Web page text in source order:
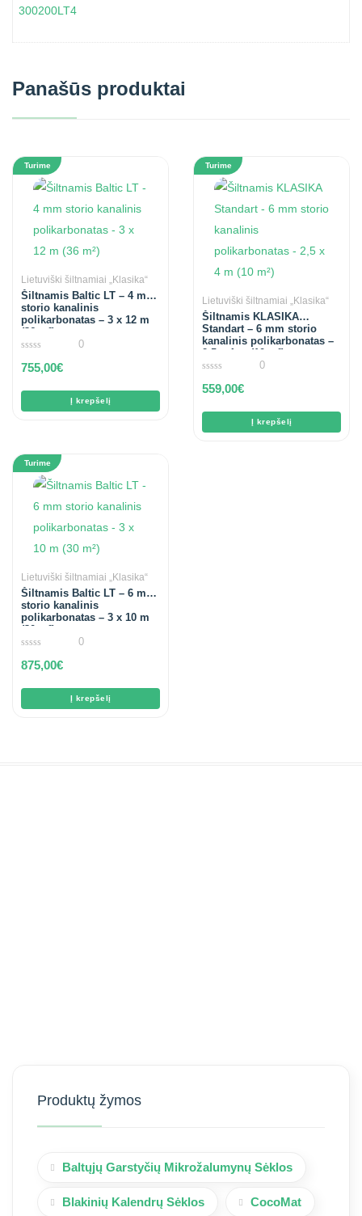
300200LT4
Panašūs produktai
Turime
Lietuviški šiltnamiai „Klasika“
Šiltnamis Baltic LT – 4 mm
storio kanalinis
polikarbonatas – 3 x 12 m
(36 m²)
out
5
0
755,00€
Į krepšelį
Turime
Lietuviški šiltnamiai „Klasika“
Šiltnamis KLASIKA
Standart – 6 mm storio
kanalinis polikarbonatas –
2,5 x 4 m (10 m²)
out
5
0
559,00€
Į krepšelį
Turime
Lietuviški šiltnamiai „Klasika“
Šiltnamis Baltic LT – 6 mm
storio kanalinis
polikarbonatas – 3 x 10 m
(30 m²)
out
5
0
875,00€
Į krepšelį
Produktų žymos
Baltųjų Garstyčių Mikrožalumynų Sėklos
Blakinių Kalendrų Sėklos CocoMat